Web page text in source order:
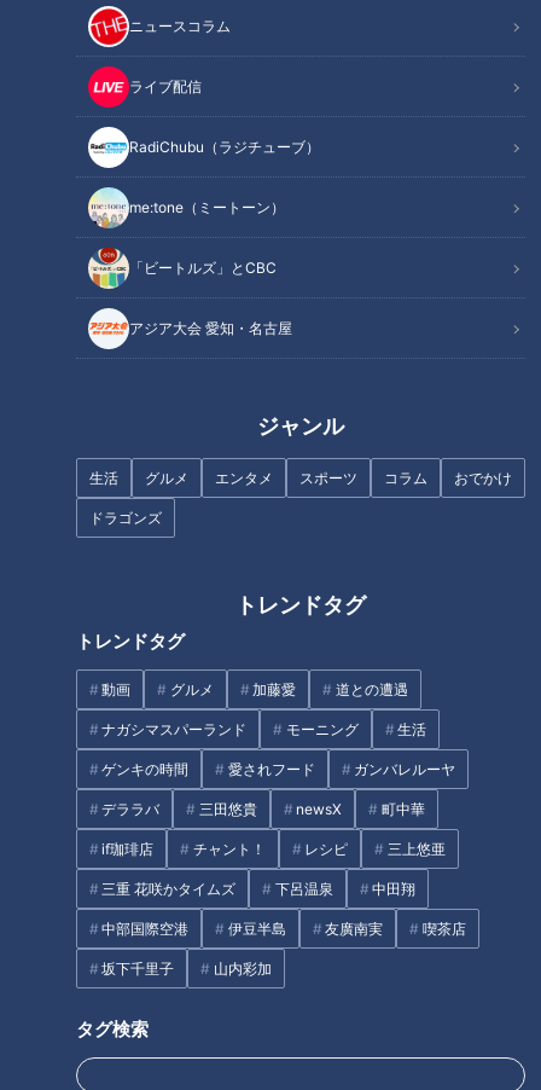
ニュースコラム
ライブ配信
RadiChubu（ラジチューブ）
me:tone（ミートーン）
「ビートルズ」とCBC
アジア大会 愛知・名古屋
ジャンル
生活 グルメ エンタメ スポーツ コラム おでかけ
ドラゴンズ
トレンドタグ
トレンドタグ
動画 グルメ 加藤愛 道との遭遇
ナガシマスパーランド モーニング 生活
ゲンキの時間 愛されフード ガンバレルーヤ
デララバ 三田悠貴 newsX 町中華
if珈琲店 チャント！ レシピ 三上悠亜
三重 花咲かタイムズ 下呂温泉 中田翔
中部国際空港 伊豆半島 友廣南実 喫茶店
坂下千里子 山内彩加
タグ検索
若狭「思い出したくないかもしれませんが、1ヶ月前の出来事
をお聞きします」
若狭が聞きたかったのは、WBC準々決勝ベネズエラ戦で敗退
した時のこと。
日本時間で3月15日の午前10時にプレイボール。場所はマイア
ミ、先発は山本由伸投手でした。
1回表。いきなり先頭打者にホームランを打たれるなど、結果5
対8で破れました。
ベネズエラ対ドミニカ共和国。負けた方が日本との対戦が決ま
侍ジャパンの選手とコーチで観に行ったというこの試合は、ド
ミニカが7対5で勝利しました。
この試合を見た吉見さんは「ドミニカ強ええ。戦うならベネズ
エラがいい」と思ったそうです。
吉見「実際戦って、そんな考え方は甘すぎたというぐらいベネ
ズエラ打線のレベルが高かったです」
とにかく速い
吉見「日本の強みは投手力だと思うんですけど、それが発揮で
きなかったことが全てだと思うんです」
150キロ前後のストレートは日本では通用しても、世界ではも
WBCに登録できる選手は30人。そのうちメジャーリーガーが